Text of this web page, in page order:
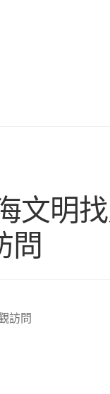
文明
問
訪問